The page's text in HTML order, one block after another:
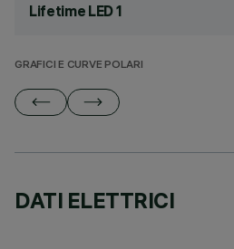
Lifetime LED 1
GRAFICI E CURVE POLARI
DATI ELETTRICI